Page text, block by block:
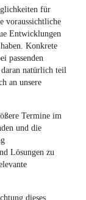
für
voraussichtliche
Entwicklungen
Konkrete
passenden
natürlich teil
an unsere
Termine im
und die
Lösungen zu
dieses